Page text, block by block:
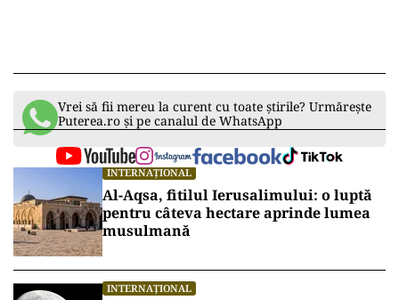
Vrei să fii mereu la curent cu toate știrile? Urmărește
Puterea.ro și pe canalul de WhatsApp
INTERNAȚIONAL
Al-Aqsa, fitilul Ierusalimului: o luptă
pentru câteva hectare aprinde lumea
musulmană
INTERNAȚIONAL